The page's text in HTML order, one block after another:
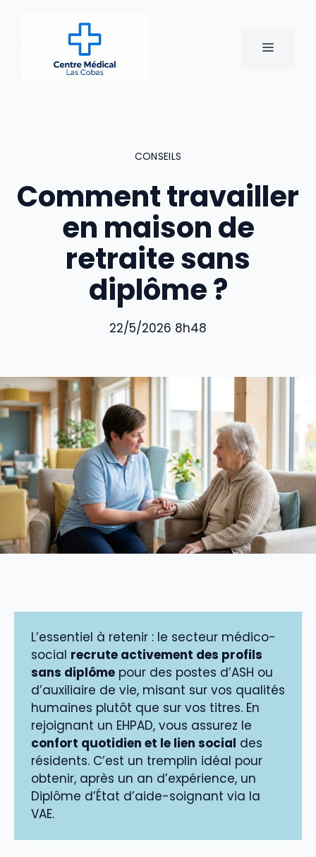
MENU
CONSEILS
Comment travailler
en maison de
retraite sans
diplôme ?
22/5/2026 8h48
L’essentiel à retenir : le secteur médico-
social recrute activement des profils
sans diplôme pour des postes d’ASH ou
d’auxiliaire de vie, misant sur vos qualités
humaines plutôt que sur vos titres. En
rejoignant un EHPAD, vous assurez le
confort quotidien et le lien social des
résidents. C’est un tremplin idéal pour
obtenir, après un an d’expérience, un
Diplôme d’État d’aide-soignant via la
VAE.